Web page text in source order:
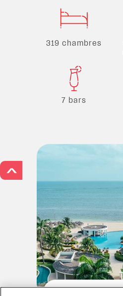
319 chambres
7 bars